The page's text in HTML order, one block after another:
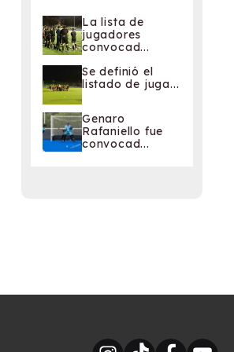
La lista de
jugadores
convocad...
Se definió el
listado de juga...
Genaro
Rafaniello fue
convocad...